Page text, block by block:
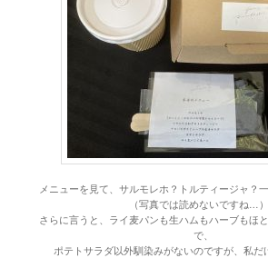
メニューを見て、サルモレホ？トルティージャ？
（写真では読めないですね…）
さらに言うと、ライ麦パンも生ハムもハーブもほ
で、
ポテトサラダ以外馴染みがないのですが、私だ